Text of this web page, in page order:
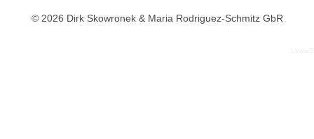
© 2026 Dirk Skowronek & Maria Rodriguez-Schmitz GbR